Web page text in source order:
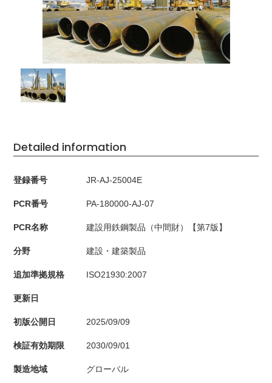
Detailed information
登録番号 JR-AJ-25004E
PCR番号 PA-180000-AJ-07
PCR名称 建設用鉄鋼製品（中間財）【第7版】
分野 建設・建築製品
追加準拠規格 ISO21930:2007
更新日
初版公開日 2025/09/09
検証有効期限 2030/09/01
製造地域 グローバル